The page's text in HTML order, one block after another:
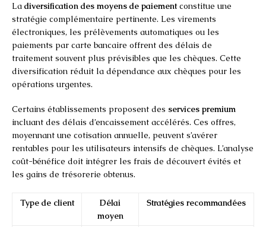
La diversification des moyens de paiementconstitue une
stratégie complémentaire pertinente. Les virements
électroniques, les prélèvements automatiques ou les
paiements par carte bancaire offrent des délais de
traitement souvent plus prévisibles que les chèques. Cette
diversification réduit la dépendance aux chèques pour les
opérations urgentes.
Certains établissements proposent des services premium
incluant des délais d’encaissement accélérés. Ces offres,
moyennant une cotisation annuelle, peuvent s’avérer
rentables pour les utilisateurs intensifs de chèques. L’analyse
coût-bénéfice doit intégrer les frais de découvert évités et
les gains de trésorerie obtenus.
Type de client
Délai
moyen
Stratégies recommandées